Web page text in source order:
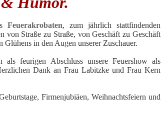
Feuerakrobaten, zum jährlich stattfindenden
von Straße zu Straße, von Geschäft zu Geschäft
Glühens in den Augen unserer Zuschauer.
feurigen Abschluss unsere Feuershow als
Dank an Frau Labitzke und Frau Kern
, Firmenjubiäen, Weihnachtsfeiern und